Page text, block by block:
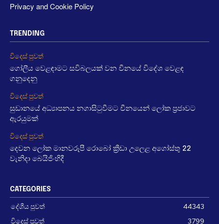
Privacy and Cookie Policy
TRENDING
විදෙස් පුවත්
ගෝලීය වෙළඳාමට සවිබලයක් වන චීනයේ විදේශ වෙළඳ
ගනුදෙනු
විදෙස් පුවත්
සුඩානයේ අධ්‍යාපනය නගාසිටුවීමට චීනයෙන් ලෝක ප්‍රජාවට
ඇරයුමක්
විදෙස් පුවත්
දෙවන ලෝක මානවරූපී රොබෝ ක්‍රීඩා උලෙළ අගෝස්තු 22
වැනිදා බෙයිජිංහිදී
CATEGORIES
දේශීය පුවත්
44343
විදෙස් පුවත්
3799